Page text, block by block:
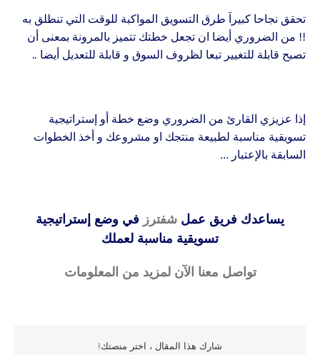
تحقق نجاحا كبيراَ طرق التسويق المواكبة للوقت التي تنطلق به
!! من الضروري أيضا ان تجعل خطتك تتميز بالمرونة بمعنى أن
تصبح قابلة للتغيير تبعا لظروف السوق و قابلة للتعديل أيضا ..
إذا عزيزي القارئ من الضروري وضع خطة أو إستراتيجية
تسويقية مناسبة لطبيعة منتجك او مشروعك و أخذ الخطوات
السابقة بالإعتبار …
يساعدك فريق عمل شفترز في وضع إستراتيجية
تسويقية مناسبة لعملك
تواصل معنا الآن لمزيد من المعلومات
شارك هذا المقال ، اختر منصتك!